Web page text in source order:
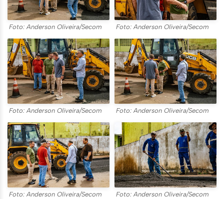
Foto: Anderson Oliveira/Secom Foto: Anderson Oliveira/Secom
Foto: Anderson Oliveira/Secom Foto: Anderson Oliveira/Secom
Foto: Anderson Oliveira/Secom Foto: Anderson Oliveira/Secom